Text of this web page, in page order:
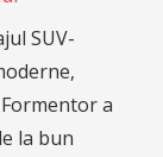
de un
noua
2026 - 11:01